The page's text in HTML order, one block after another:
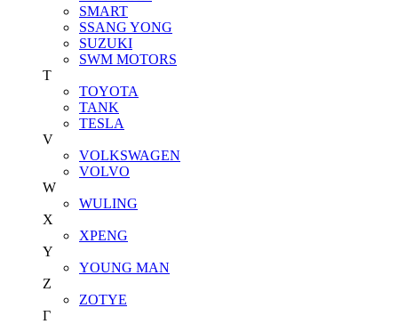
SMART
SSANG YONG
SUZUKI
SWM MOTORS
T
TOYOTA
TANK
TESLA
V
VOLKSWAGEN
VOLVO
W
WULING
X
XPENG
Y
YOUNG MAN
Z
ZOTYE
Г